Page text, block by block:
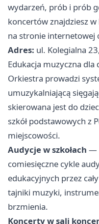
wydarzeń, prób i prób
koncertów znajdziesz
na stronie internetowej
Adres: ul. Kolegialna
Edukacja muzyczna dla
Orkiestra prowadzi
umuzykalniającą
skierowana jest do
szkół podstawowych z
miejscowości.
Audycje w szkołach —
comiesięczne cykle
edukacyjnych przez
tajniki muzyki,
brzmienia.
Koncerty w sali